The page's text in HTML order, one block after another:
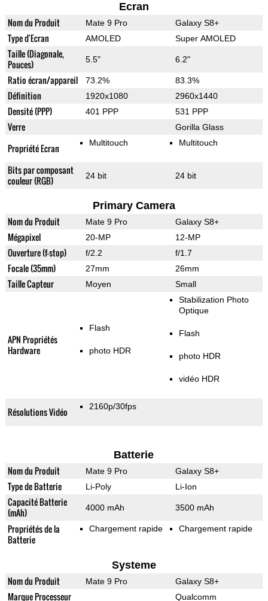
Ecran
Nom du Produit Mate 9 Pro Galaxy S8+
Type d'Ecran AMOLED Super AMOLED
Taille (Diagonale,
Pouces)
5.5" 6.2"
Ratio écran/appareil 73.2% 83.3%
Définition 1920x1080 2960x1440
Densité (PPP) 401 PPP 531 PPP
Verre Gorilla Glass
Propriété Ecran Multitouch Multitouch
Bits par composant
couleur (RGB)
24 bit 24 bit
Primary Camera
Nom du Produit Mate 9 Pro Galaxy S8+
Mégapixel 20-MP 12-MP
Ouverture (f-stop) f/2.2 f/1.7
Focale (35mm) 27mm 26mm
Taille Capteur Moyen Small
APN Propriétés
Hardware
Flash
photo HDR
Stabilization Photo
Optique
Flash
photo HDR
vidéo HDR
Résolutions Vidéo 2160p/30fps
Batterie
Nom du Produit Mate 9 Pro Galaxy S8+
Type de Batterie Li-Poly Li-Ion
Capacité Batterie
(mAh)
4000 mAh 3500 mAh
Propriétés de la
Batterie
Chargement rapide Chargement rapide
Systeme
Nom du Produit Mate 9 Pro Galaxy S8+
Marque Processeur Qualcomm